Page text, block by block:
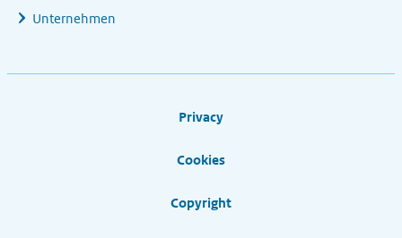
Unternehmen
Privacy
Cookies
Copyright